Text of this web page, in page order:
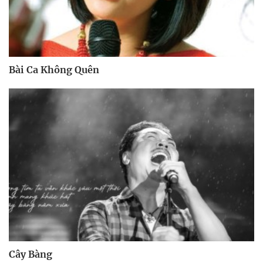
Bài Ca Không Quên
Cây Bàng